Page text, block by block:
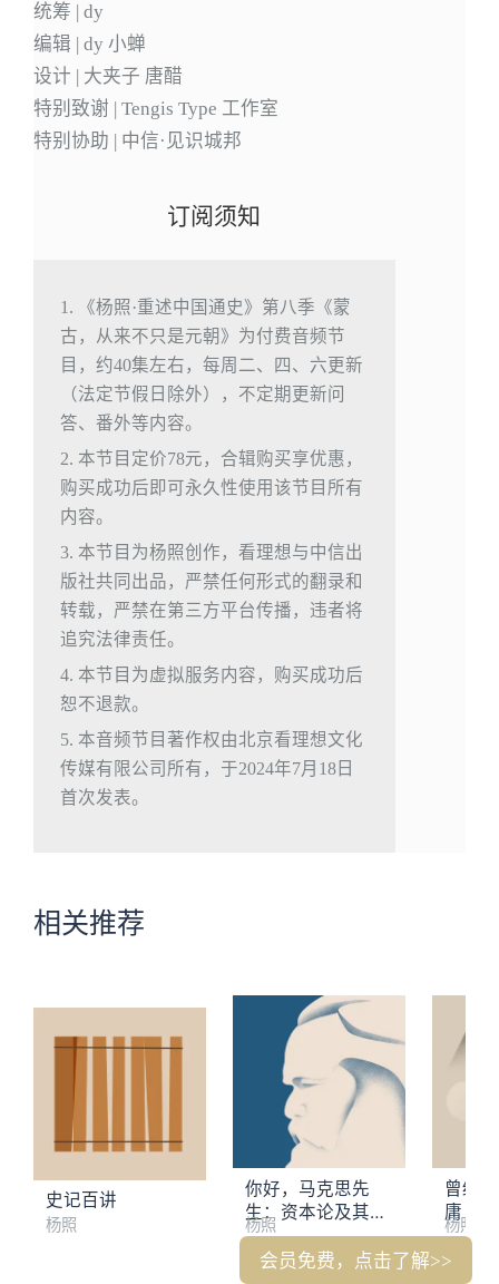
会员免费，点击了解>>
统筹 | dy
编辑 | dy 小蝉
设计 | 大夹子 唐醋
特别致谢 | Tengis Type 工作室
特别协助 | 中信·见识城邦
订阅须知
1. 《杨照·重述中国通史》第八季《蒙
古，从来不只是元朝》为付费音频节
目，约40集左右，每周二、四、六更新
（法定节假日除外），不定期更新问
答、番外等内容。
2. 本节目定价78元，合辑购买享优惠，
购买成功后即可永久性使用该节目所有
内容。
3. 本节目为杨照创作，看理想与中信出
版社共同出品，严禁任何形式的翻录和
转载，严禁在第三方平台传播，违者将
追究法律责任。
4. 本节目为虚拟服务内容，购买成功后
恕不退款。
5. 本音频节目著作权由北京看理想文化
传媒有限公司所有，于2024年7月18日
首次发表。
相关推荐
史记百讲
杨照
你好，马克思先
生：资本论及其创
造的世界
杨照
曾经
庸
杨照